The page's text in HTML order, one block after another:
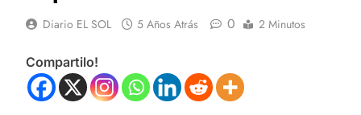
Diario EL SOL 5 Años Atrás 0 2 Minutos
Compartilo!